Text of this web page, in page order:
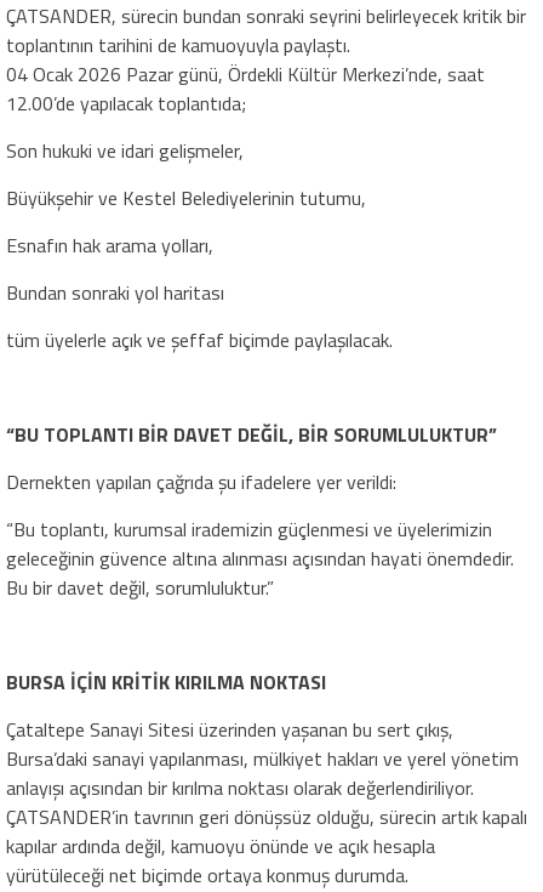
ÇATSANDER, sürecin bundan sonraki seyrini belirleyecek kritik bir
toplantının tarihini de kamuoyuyla paylaştı.
04 Ocak 2026 Pazar günü, Ördekli Kültür Merkezi’nde, saat
12.00’de yapılacak toplantıda;
Son hukuki ve idari gelişmeler,
Büyükşehir ve Kestel Belediyelerinin tutumu,
Esnafın hak arama yolları,
Bundan sonraki yol haritası
tüm üyelerle açık ve şeffaf biçimde paylaşılacak.
“BU TOPLANTI BİR DAVET DEĞİL, BİR SORUMLULUKTUR”
Dernekten yapılan çağrıda şu ifadelere yer verildi:
“Bu toplantı, kurumsal irademizin güçlenmesi ve üyelerimizin
geleceğinin güvence altına alınması açısından hayati önemdedir.
Bu bir davet değil, sorumluluktur.”
BURSA İÇİN KRİTİK KIRILMA NOKTASI
Çataltepe Sanayi Sitesi üzerinden yaşanan bu sert çıkış,
Bursa’daki sanayi yapılanması, mülkiyet hakları ve yerel yönetim
anlayışı açısından bir kırılma noktası olarak değerlendiriliyor.
ÇATSANDER’in tavrının geri dönüşsüz olduğu, sürecin artık kapalı
kapılar ardında değil, kamuoyu önünde ve açık hesapla
yürütüleceği net biçimde ortaya konmuş durumda.